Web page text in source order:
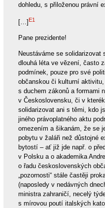
dohledu, s přiloženou právní
[…] E1
Pane prezidente!
Neustáváme se
dlouhá léta ve vězení, často
podmínek, pouze pro své
občanskou či kulturní
s duchem zákonů a formami
v Československu, či v
solidarizovat ani s těmi, kdo
jiného právoplatného aktu
omezením a šikanám, že se
pobytu v žaláři než důstojné
bytostí – ať již jde např. o
v Polsku a o akademika
o řadu československých
„pozornosti“ stále častěji
(naposledy v nedávných
ministra zahraničí, necelý
s mírovou poutí italských